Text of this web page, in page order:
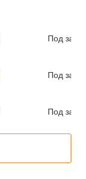
Под заказ
Под заказ
Под заказ